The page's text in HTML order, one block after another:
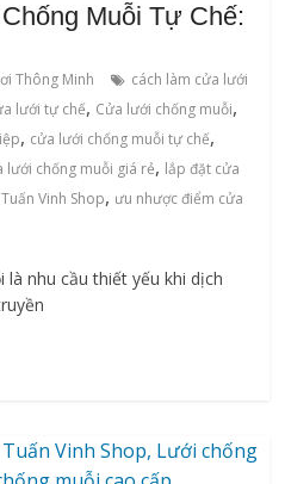
Muỗi Tự Chế:
Thông Minh
cách làm cửa lưới
lưới tự chế, Cửa lưới chống muỗi,
, cửa lưới chống muỗi tự chế,
lưới chống muỗi giá rẻ, lắp đặt cửa
Tuấn Vinh Shop, ưu nhược điểm cửa
nhu cầu thiết yếu khi dịch